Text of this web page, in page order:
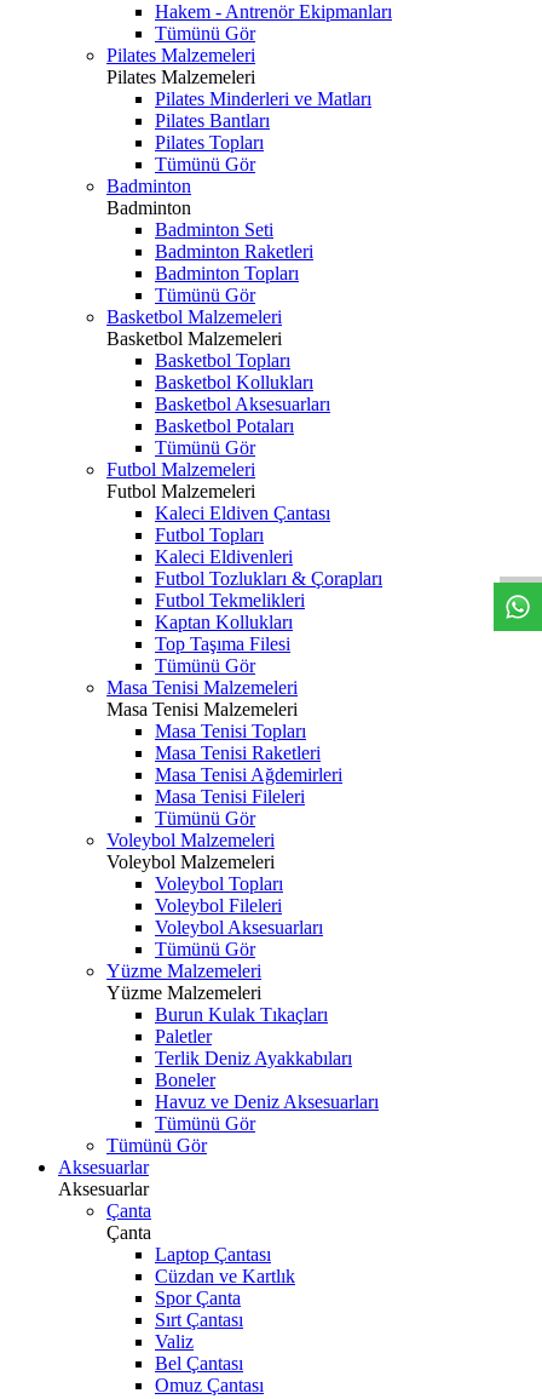
Hakem - Antrenör Ekipmanları
Tümünü Gör
Pilates Malzemeleri
Pilates Malzemeleri
Pilates Minderleri ve Matları
Pilates Bantları
Pilates Topları
Tümünü Gör
Badminton
Badminton
Badminton Seti
Badminton Raketleri
Badminton Topları
Tümünü Gör
Basketbol Malzemeleri
Basketbol Malzemeleri
Basketbol Topları
Basketbol Kollukları
Basketbol Aksesuarları
Basketbol Potaları
Tümünü Gör
Futbol Malzemeleri
Futbol Malzemeleri
Kaleci Eldiven Çantası
Futbol Topları
Kaleci Eldivenleri
Futbol Tozlukları & Çorapları
Futbol Tekmelikleri
Kaptan Kollukları
Top Taşıma Filesi
Tümünü Gör
Masa Tenisi Malzemeleri
Masa Tenisi Malzemeleri
Masa Tenisi Topları
Masa Tenisi Raketleri
Masa Tenisi Ağdemirleri
Masa Tenisi Fileleri
Tümünü Gör
Voleybol Malzemeleri
Voleybol Malzemeleri
Voleybol Topları
Voleybol Fileleri
Voleybol Aksesuarları
Tümünü Gör
Yüzme Malzemeleri
Yüzme Malzemeleri
Burun Kulak Tıkaçları
Paletler
Terlik Deniz Ayakkabıları
Boneler
Havuz ve Deniz Aksesuarları
Tümünü Gör
Tümünü Gör
Aksesuarlar
Aksesuarlar
Çanta
Çanta
Laptop Çantası
Cüzdan ve Kartlık
Spor Çanta
Sırt Çantası
Valiz
Bel Çantası
Omuz Çantası